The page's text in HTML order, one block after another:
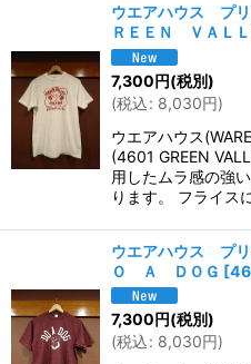
ウエアハウス プ
ＲＥＥＮ ＶＡＬ
7,300円(税別)
(税込: 8,030円)
ウエアハウス
(4601 GREEN
用したムラ感の強
ります。 フライス
ウエアハウス プ
Ｏ Ａ ＤＯＧ [
7,300円(税別)
(税込: 8,030円)